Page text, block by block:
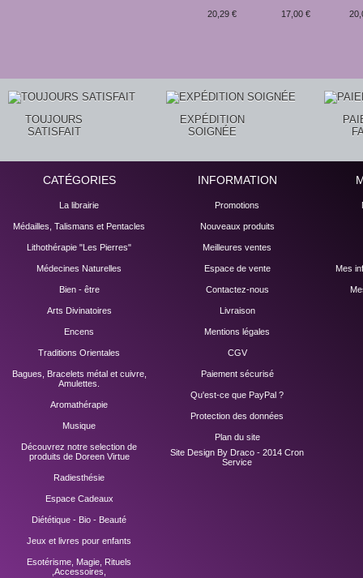
20,29 € 17,00 €
TOUJOURS
SATISFAIT
EXPÉDITION
SOIGNÉE
CATÉGORIES
La librairie
Médailles, Talismans et Pentacles
Lithothérapie "Les Pierres"
Médecines Naturelles
Bien - être
Arts Divinatoires
Encens
Traditions Orientales
Bagues, Bracelets métal et cuivre,
Amulettes.
Aromathérapie
Musique
Découvrez notre selection de
produits de Doreen Virtue
Radiesthésie
Espace Cadeaux
Diététique - Bio - Beauté
Jeux et livres pour enfants
Esotérisme, Magie, Rituels
,Accessoires,
INFORMATION
Promotions
Nouveaux produits
Meilleures ventes
Espace de vente
Contactez-nous
Livraison
Mentions légales
CGV
Paiement sécurisé
Qu'est-ce que PayPal ?
Protection des données
Plan du site
Site Design By Draco - 2014 Cron
Service
Mes